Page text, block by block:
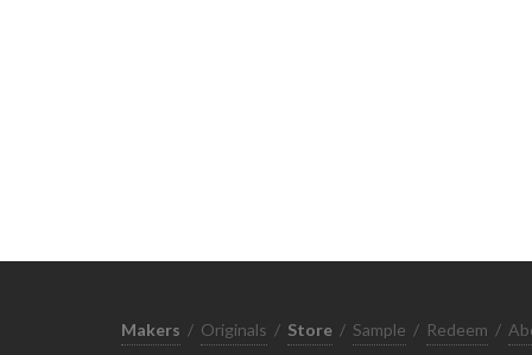
Makers / Originals / Store / Sample / Redeem /